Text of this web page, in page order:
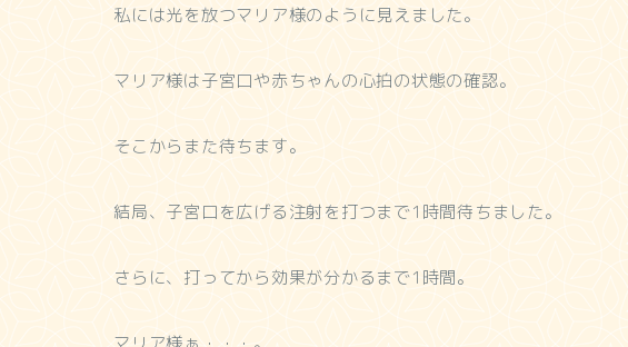
私には光を放つマリア様のように見えました。
マリア様は子宮口や赤ちゃんの心拍の状態の確認。
そこからまた待ちます。
結局、子宮口を広げる注射を打つまで1時間待ちました。
さらに、打ってから効果が分かるまで1時間。